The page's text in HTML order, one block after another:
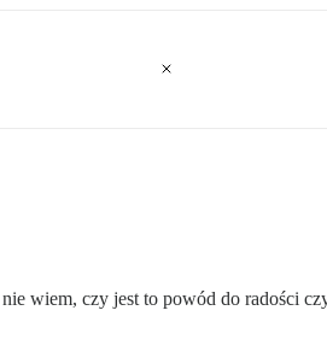
wiem, czy jest to powód do radości